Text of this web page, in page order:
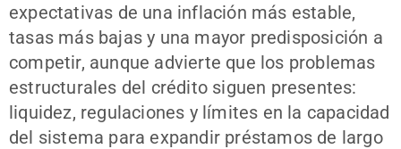
expectativas de una inflación más estable,
tasas más bajas y una mayor predisposición a
competir, aunque advierte que los problemas
estructurales del crédito siguen presentes:
liquidez, regulaciones y límites en la capacidad
del sistema para expandir préstamos de largo